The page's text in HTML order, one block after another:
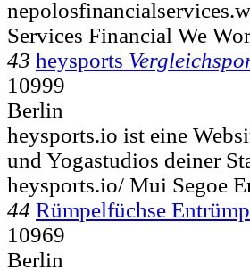
Services Financial We
43 heysports
10999
Berlin
heysports.io ist eine
und Yogastudios deiner
heysports.io/ Mui Segoe
44 Rümpelfüchse
10969
Berlin